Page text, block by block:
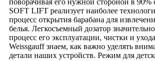
поворачивая его нужной стороной в 90%
SOFT LIFT реализует наиболее
процесс открытия барабана для
белья. Легкосъемный дозатор
процесс его эксплуатации, чистки и
Weissgauff знаем, как важно уделять
детали наших устройств. Режим для